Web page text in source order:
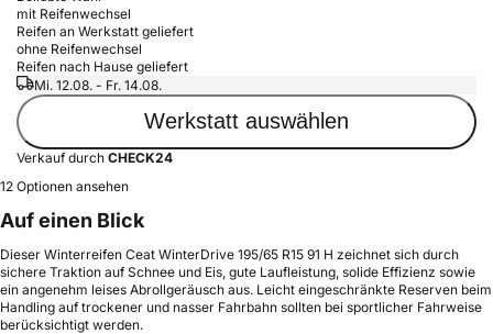
mit Reifenwechsel
Reifen an Werkstatt geliefert
ohne Reifenwechsel
Reifen nach Hause geliefert
Mi. 12.08. - Fr. 14.08.
Werkstatt auswählen
Verkauf durch CHECK24
12 Optionen ansehen
Auf einen Blick
Dieser Winterreifen Ceat WinterDrive 195/65 R15 91 H zeichnet sich durch
sichere Traktion auf Schnee und Eis, gute Laufleistung, solide Effizienz sowie
ein angenehm leises Abrollgeräusch aus. Leicht eingeschränkte Reserven beim
Handling auf trockener und nasser Fahrbahn sollten bei sportlicher Fahrweise
berücksichtigt werden.